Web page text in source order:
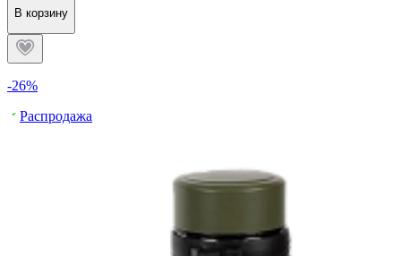
В корзину
-26%
Распродажа